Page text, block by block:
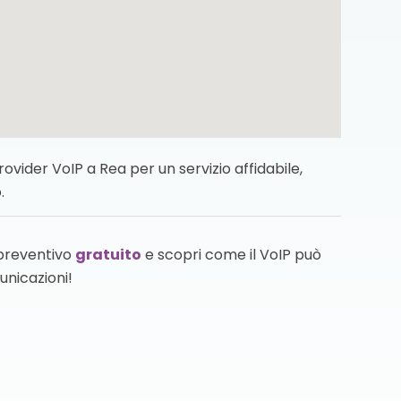
VoIP a Rea per un servizio affidabile,
gratuito e scopri come il VoIP può